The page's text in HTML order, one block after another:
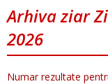
Arhiva ziar
2026
Numar rezultate